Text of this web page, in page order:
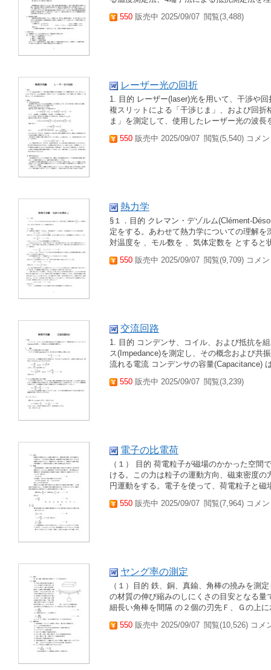
550 販売中 2025/09/07 閲覧(3,488)
レーザー光の回折
1. 目的 レーザー(laser)光を用いて、干渉や
複スリットによる「干渉じま」、および回
ま」を測定して、使用したレーザー光の波
550 販売中 2025/09/07 閲覧(5,540) コメ
熱力学
§１．目的 クレマン・デゾルム(Clément-
定をする。あわせて熱力学についての理解
対温度を 、モル数を 、気体定数を とす
550 販売中 2025/09/07 閲覧(9,709) コメ
交流回路
1. 目的 コンデンサ、コイル、および抵抗を
ス(Impedance)を測定し、その概念および共
流れる電流 コンデンサの容量(Capacitance)
550 販売中 2025/09/07 閲覧(3,239)
電子の比電荷
（１） 目的 荷電粒子が磁場のかかった空
ける。この力は粒子の運動方向、磁束密度
円運動をする。電子を使って、荷電粒子と
550 販売中 2025/09/07 閲覧(7,964) コメ
ヤング率の測定
（１）目的 鉄、銅、真鍮、角棒の撓みを測
の材質の伸び縮みのしにくさの目安となる
細長い角棒を間隔 の２個の刃先Ｆ、Ｇの上
550 販売中 2025/09/07 閲覧(10,526) コメ